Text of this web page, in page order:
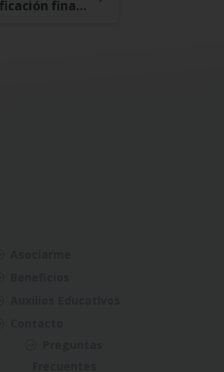
Planificación financiera para tiempos de emergencia, consejos de como equipar y mantener el control